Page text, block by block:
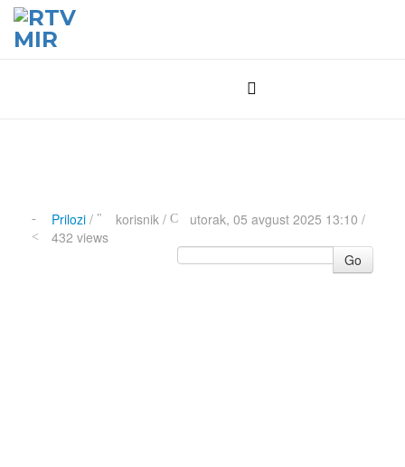
Prilozi/ korisnik /
utorak, 05 avgust 2025 13:10 /
432 views
Go